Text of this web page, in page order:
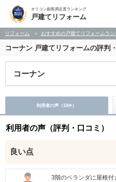
オリコン顧客満足度ランキング
戸建てリフォーム
リフォーム おすすめの戸建てリフォームラ
コーナン 戸建てリフォームの評判
コーナン
利用者の声（18件）
利用者の声（評判・口コミ）
良い点
3階のベランダに屋根